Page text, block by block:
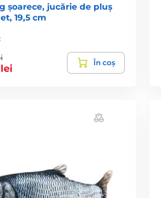
șoarece, jucărie de pluș
19,5 cm
În coș